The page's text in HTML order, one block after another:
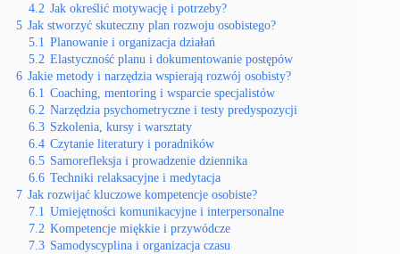
4.2 Jak określić motywację i potrzeby?
5 Jak stworzyć skuteczny plan rozwoju osobistego?
5.1 Planowanie i organizacja działań
5.2 Elastyczność planu i dokumentowanie postępów
6 Jakie metody i narzędzia wspierają rozwój osobisty?
6.1 Coaching, mentoring i wsparcie specjalistów
6.2 Narzędzia psychometryczne i testy predyspozycji
6.3 Szkolenia, kursy i warsztaty
6.4 Czytanie literatury i poradników
6.5 Samorefleksja i prowadzenie dziennika
6.6 Techniki relaksacyjne i medytacja
7 Jak rozwijać kluczowe kompetencje osobiste?
7.1 Umiejętności komunikacyjne i interpersonalne
7.2 Kompetencje miękkie i przywódcze
7.3 Samodyscyplina i organizacja czasu